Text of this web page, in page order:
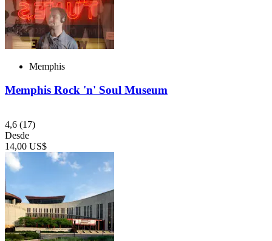
Memphis
Memphis Rock 'n' Soul Museum
4,6 (17)
Desde
14,00 US$